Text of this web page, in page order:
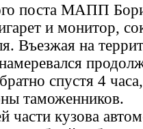
поста МАПП
и монитор,
Въезжая на
спустя 4
таможенников.
части кузова